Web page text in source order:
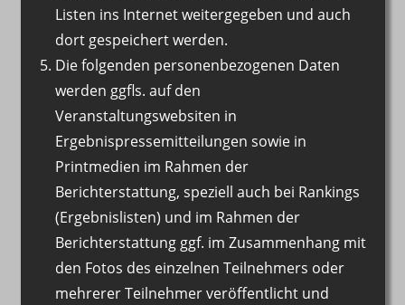
Listen ins Internet weitergegeben und auch
dort gespeichert werden.
Die folgenden personenbezogenen Daten
werden ggfls. auf den
Veranstaltungswebsiten in
Ergebnispressemitteilungen sowie in
Printmedien im Rahmen der
Berichterstattung, speziell auch bei Rankings
(Ergebnislisten) und im Rahmen der
Berichterstattung ggf. im Zusammenhang mit
den Fotos des einzelnen Teilnehmers oder
mehrerer Teilnehmer veröffentlicht und